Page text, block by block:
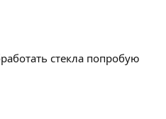
стекла попробую